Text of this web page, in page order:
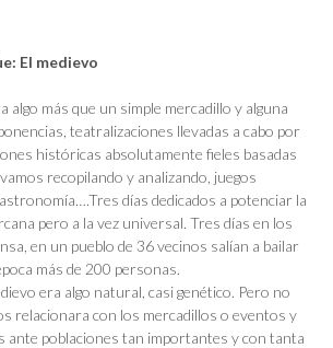
El medievo
algo más que un simple mercadillo y alguna
teatralizaciones llevadas a cabo por
históricas absolutamente fieles basadas
recopilando y analizando, juegos
días dedicados a potenciar la
pero a la vez universal. Tres días en los
en un pueblo de 36 vecinos salían a bailar
más de 200 personas.
era algo natural, casi genético. Pero no
relacionara con los mercadillos o eventos y
ante poblaciones tan importantes y con tanta